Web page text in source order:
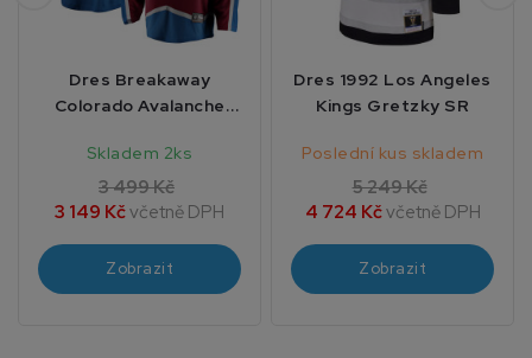
Dres Breakaway
Colorado Avalanche
Skladem 2ks
3 499 Kč
3 149 Kčvčetně DPH
Zobrazit
Dres 1992 Los Angeles
Kings Gretzky SR
Poslední kus skladem
5 249 Kč
4 724 Kčvčetně DPH
Zobrazit